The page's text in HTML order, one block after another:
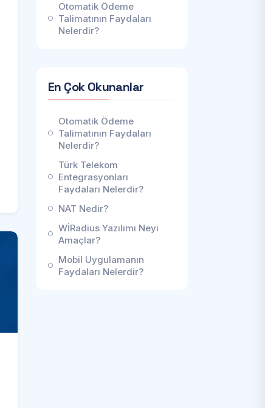
Otomatik Ödeme
Talimatının Faydaları
Nelerdir?
En Çok Okunanlar
Otomatik Ödeme
Talimatının Faydaları
Nelerdir?
Türk Telekom
Entegrasyonları
Faydaları Nelerdir?
NAT Nedir?
WİRadius Yazılımı Neyi
Amaçlar?
Mobil Uygulamanın
Faydaları Nelerdir?